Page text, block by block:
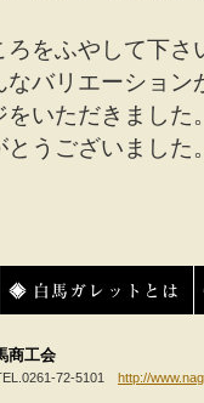
ろをふやして下さ
なバリエーショ
いただきました
とうございました
商工会
72-5101 http://